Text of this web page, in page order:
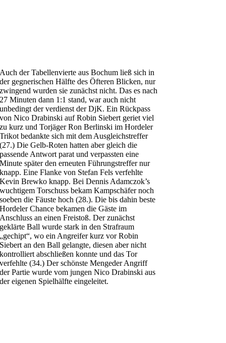
Auch der Tabellenvierte aus Bochum ließ sich in
der gegnerischen Hälfte des Öfteren Blicken, nur
zwingend wurden sie zunächst nicht. Das es nach
27 Minuten dann 1:1 stand, war auch nicht
unbedingt der verdienst der DjK. Ein Rückpass
von Nico Drabinski auf Robin Siebert geriet viel
zu kurz und Torjäger Ron Berlinski im Hordeler
Trikot bedankte sich mit dem Ausgleichstreffer
(27.) Die Gelb-Roten hatten aber gleich die
passende Antwort parat und verpassten eine
Minute später den erneuten Führungstreffer nur
knapp. Eine Flanke von Stefan Fels verfehlte
Kevin Brewko knapp. Bei Dennis Adamczok’s
wuchtigem Torschuss bekam Kampschäfer noch
soeben die Fäuste hoch (28.). Die bis dahin beste
Hordeler Chance bekamen die Gäste im
Anschluss an einen Freistoß. Der zunächst
geklärte Ball wurde stark in den Strafraum
„gechipt“, wo ein Angreifer kurz vor Robin
Siebert an den Ball gelangte, diesen aber nicht
kontrolliert abschließen konnte und das Tor
verfehlte (34.) Der schönste Mengeder Angriff
der Partie wurde vom jungen Nico Drabinski aus
der eigenen Spielhälfte eingeleitet.